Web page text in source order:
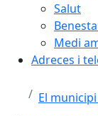
Salut
Medi
Adreces i
El municipi